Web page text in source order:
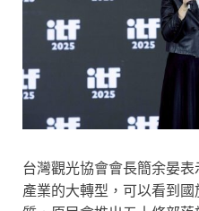
台灣觀光協會會長簡余晏
產業的大轉型，可以看到